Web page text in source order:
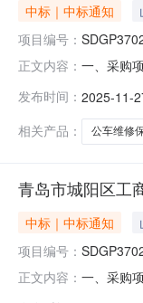
中标｜中标通知
项目编号：
正文内容： 一、采购
成员：八
发布时间： 2025-11-
相关产品：
公车维修
青岛市城阳区工
中标｜中标通知
项目编号：
正文内容： 一、采购